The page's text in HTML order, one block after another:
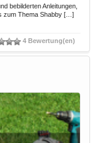
bebilderten Anleitungen,
zum Thema Shabby […]
4 Bewertung(en)